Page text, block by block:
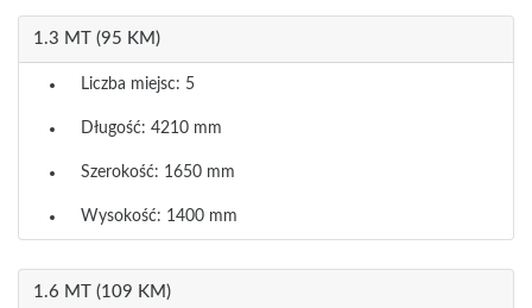
1.3 MT (95 KM)
Liczba miejsc: 5
Długość: 4210 mm
Szerokość: 1650 mm
Wysokość: 1400 mm
1.6 MT (109 KM)